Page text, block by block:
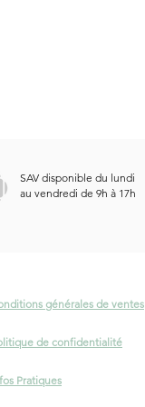
SAV disponible du lundi
au vendredi de 9h à 17h
générales de ventes
de confidentialité
Pratiques